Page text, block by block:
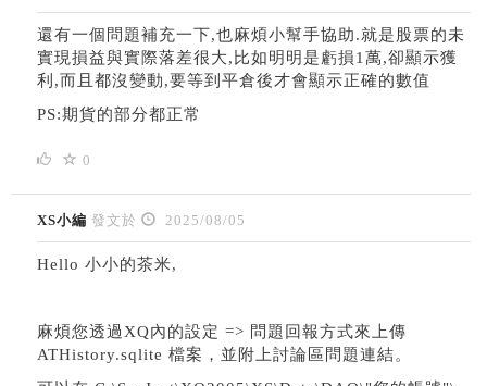
還有一個問題補充一下,也麻煩小幫手協助.就是股票的未
實現損益與實際落差很大,比如明明是虧損1萬,卻顯示獲
利,而且都沒變動,要等到平倉後才會顯示正確的數值
PS:期貨的部分都正常
0
XS小編 發文於 2025/08/05
Hello 小小的茶米,
麻煩您透過XQ內的設定 => 問題回報方式來上傳
ATHistory.sqlite 檔案，並附上討論區問題連結。